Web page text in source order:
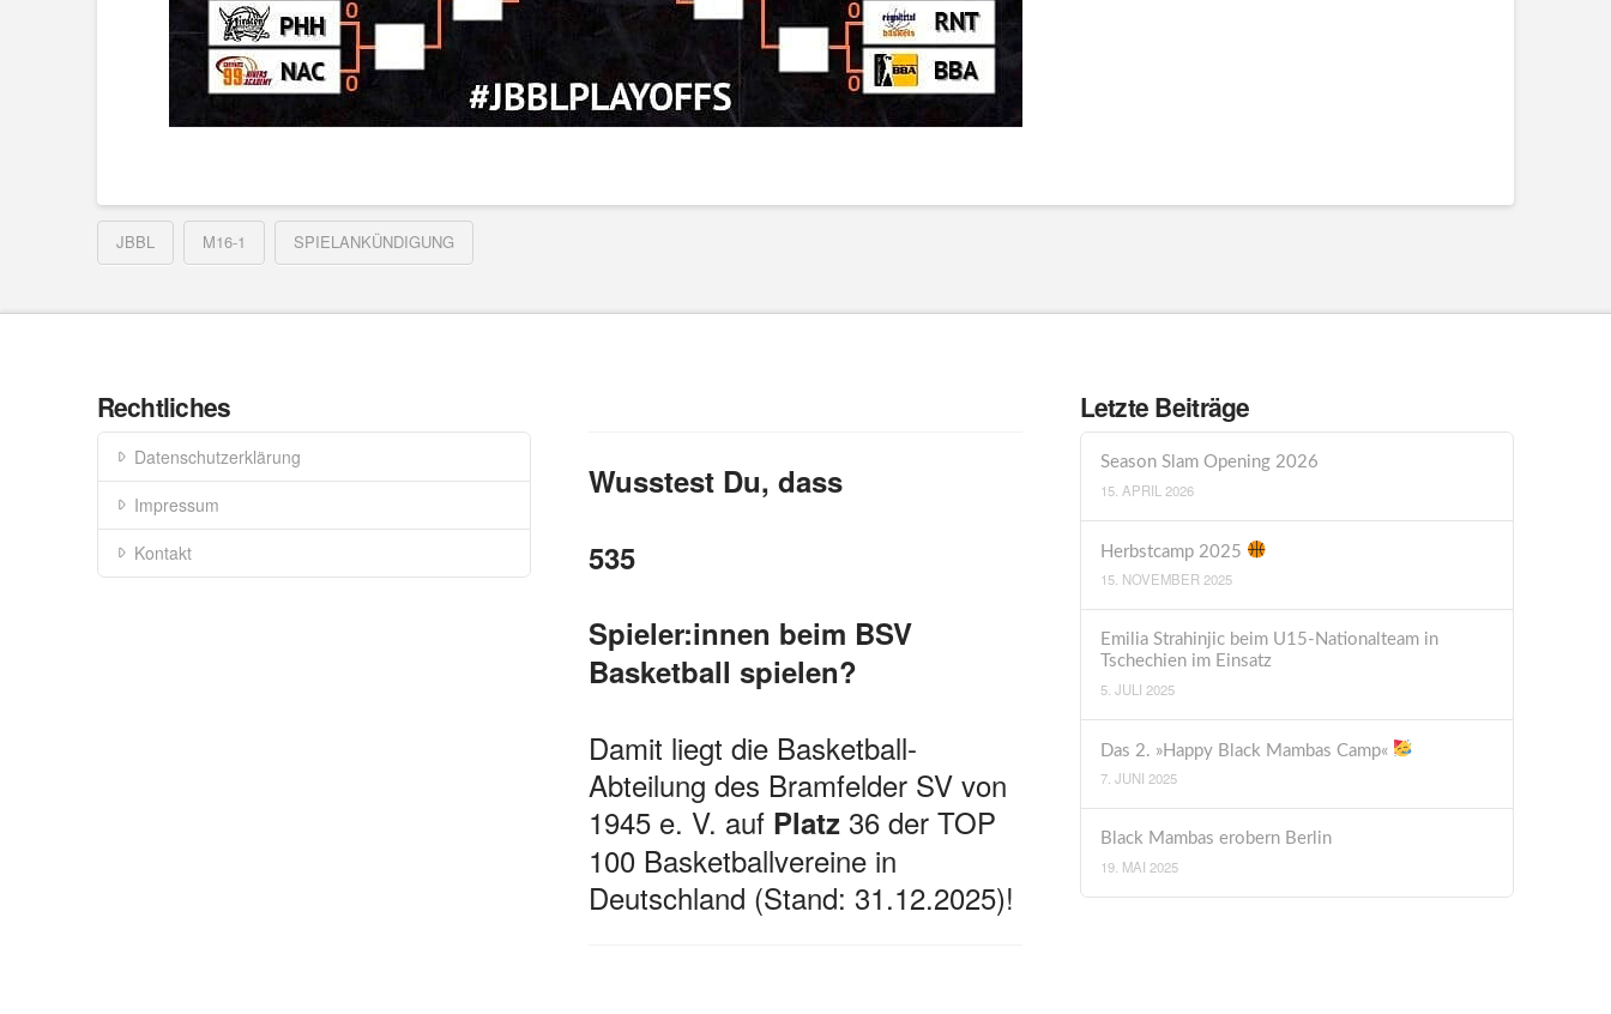
JBBL M16-1 SPIELANKÜNDIGUNG
Rechtliches
Datenschutzerklärung
Impressum
Kontakt
Wusstest Du, dass
535
Spieler:innen beim BSV
Basketball spielen?
Damit liegt die Basketball-
Abteilung des Bramfelder SV von
1945 e. V. auf Platz 36 der TOP
100 Basketballvereine in
Deutschland (Stand: 31.12.2025)!
Letzte Beiträge
Season Slam Opening 2026
15. APRIL 2026
Herbstcamp 2025
15. NOVEMBER 2025
Emilia Strahinjic beim U15-Nationalteam in
Tschechien im Einsatz
5. JULI 2025
Das 2. »Happy Black Mambas Camp«
7. JUNI 2025
Black Mambas erobern Berlin
19. MAI 2025